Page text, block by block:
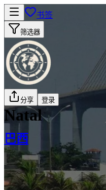
书签
筛选器
分享 登录
Natal
巴西